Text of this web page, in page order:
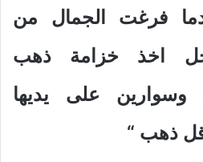
فرغت الجمال من
اخذ خزامة ذهب
على يديها
ذهب “